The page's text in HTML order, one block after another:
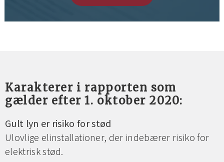
Karakterer i rapporten som
gælder efter 1. oktober 2020:
Gult lyn er risiko for stød
Ulovlige elinstallationer, der indebærer risiko for
elektrisk stød.